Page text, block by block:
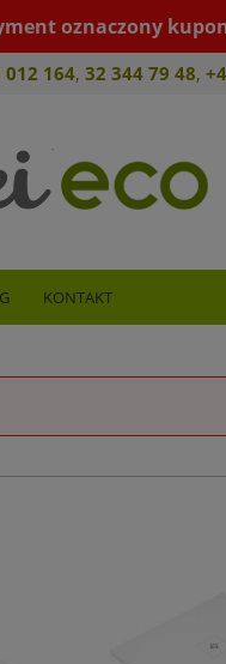
oznaczony
012 164, 32 344 79 48, +4
KONTAKT